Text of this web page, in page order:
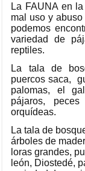
La FAUNA en
mal uso y
podemos
variedad de
reptiles.
La tala de
puercos saca,
palomas, el
pájaros,
orquídeas.
La tala de
árboles de
loras grandes,
león, Diostedé,